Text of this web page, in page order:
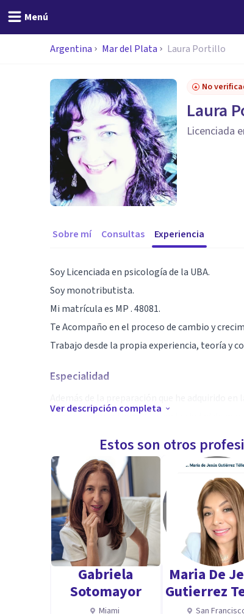
Menú
Argentina Mar del Plata Laura Portillo
No
Laura
Licenciada
Sobre mí Consultas Experiencia
Soy Licenciada en psicología de la UBA.
Soy monotributista.
Mi matrícula es MP . 48081.
Te Acompaño en el proceso de cambio y
Trabajo desde la propia experiencia, teoría y
Especialidad
formación en psicoanalisis en la ciudad de mar
Y que la ha superado con éxito como es mi caso.
Además he trabajado 9 años con
gran conocimiento médico que ayuda a la
Aptitudes
Realizó terapia online, por teléfono,
Tratamiento de fobias , depresión, ataques de
Mejorar las habilidades sociales, y
Ver descripción completa
Estos son otros
Gabriela
Sotomayor
Miami
Maria De
Gutierrez
San